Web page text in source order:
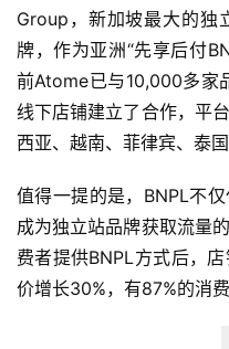
页
全
球
开
店
跨
境
百
科
Group，新加坡最大的独
牌，作为亚洲“先享后付
前Atome已与10,000多家
线下店铺建立了合作，平
西亚、越南、菲律宾、泰
值得一提的是，BNPL不
成为独立站品牌获取流量
费者提供BNPL方式后，
价增长30%，有87%的消